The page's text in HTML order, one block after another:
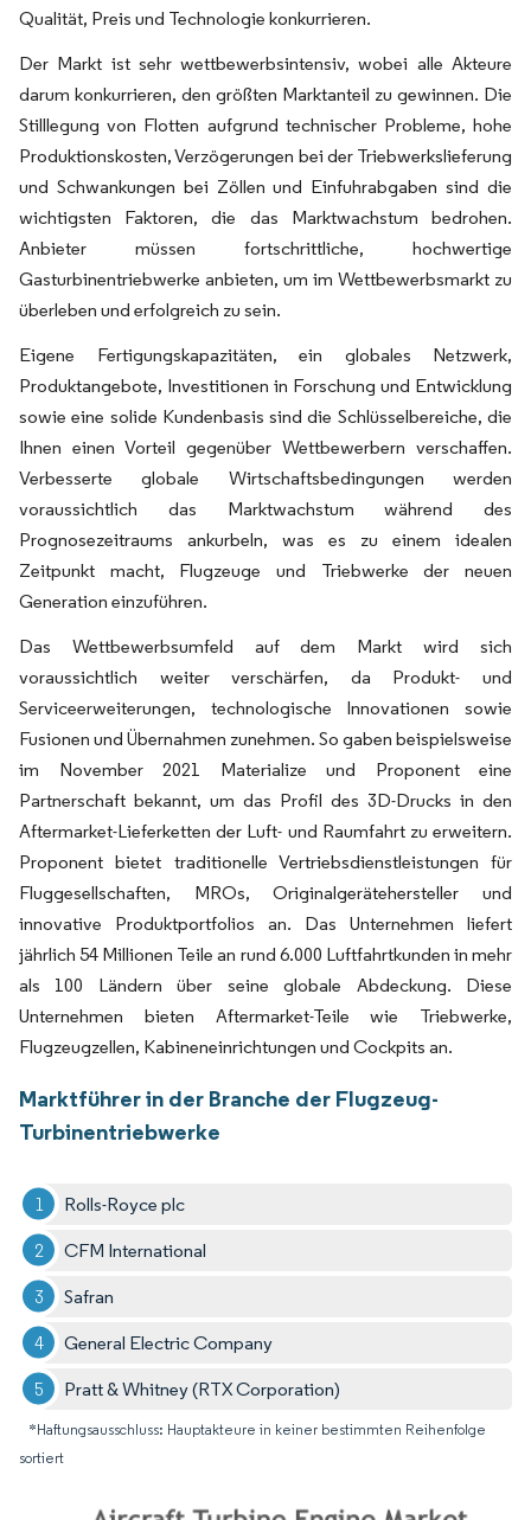
Qualität, Preis und Technologie konkurrieren.
Der Markt ist sehr wettbewerbsintensiv, wobei alle Akteure
darum konkurrieren, den größten Marktanteil zu gewinnen. Die
Stilllegung von Flotten aufgrund technischer Probleme, hohe
Produktionskosten, Verzögerungen bei der Triebwerkslieferung
und Schwankungen bei Zöllen und Einfuhrabgaben sind die
wichtigsten Faktoren, die das Marktwachstum bedrohen.
Anbieter müssen fortschrittliche, hochwertige
Gasturbinentriebwerke anbieten, um im Wettbewerbsmarkt zu
überleben und erfolgreich zu sein.
Eigene Fertigungskapazitäten, ein globales Netzwerk,
Produktangebote, Investitionen in Forschung und Entwicklung
sowie eine solide Kundenbasis sind die Schlüsselbereiche, die
Ihnen einen Vorteil gegenüber Wettbewerbern verschaffen.
Verbesserte globale Wirtschaftsbedingungen werden
voraussichtlich das Marktwachstum während des
Prognosezeitraums ankurbeln, was es zu einem idealen
Zeitpunkt macht, Flugzeuge und Triebwerke der neuen
Generation einzuführen.
Das Wettbewerbsumfeld auf dem Markt wird sich
voraussichtlich weiter verschärfen, da Produkt- und
Serviceerweiterungen, technologische Innovationen sowie
Fusionen und Übernahmen zunehmen. So gaben beispielsweise
im November 2021 Materialize und Proponent eine
Partnerschaft bekannt, um das Profil des 3D-Drucks in den
Aftermarket-Lieferketten der Luft- und Raumfahrt zu erweitern.
Proponent bietet traditionelle Vertriebsdienstleistungen für
Fluggesellschaften, MROs, Originalgerätehersteller und
innovative Produktportfolios an. Das Unternehmen liefert
jährlich 54 Millionen Teile an rund 6.000 Luftfahrtkunden in mehr
als 100 Ländern über seine globale Abdeckung. Diese
Unternehmen bieten Aftermarket-Teile wie Triebwerke,
Flugzeugzellen, Kabineneinrichtungen und Cockpits an.
Marktführer in der Branche der Flugzeug-
Turbinentriebwerke
Rolls-Royce plc
CFM International
Safran
General Electric Company
Pratt & Whitney (RTX Corporation)
*Haftungsausschluss: Hauptakteure in keiner bestimmten Reihenfolge
sortiert